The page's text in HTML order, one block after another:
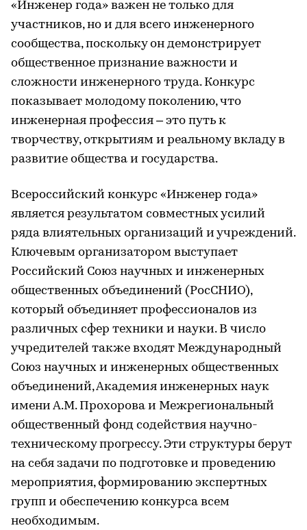
«Инженер года» важен не только для
участников, но и для всего инженерного
сообщества, поскольку он демонстрирует
общественное признание важности и
сложности инженерного труда. Конкурс
показывает молодому поколению, что
инженерная профессия – это путь к
творчеству, открытиям и реальному вкладу в
развитие общества и государства.
Всероссийский конкурс «Инженер года»
является результатом совместных усилий
ряда влиятельных организаций и учреждений.
Ключевым организатором выступает
Российский Союз научных и инженерных
общественных объединений (РосСНИО),
который объединяет профессионалов из
различных сфер техники и науки. В число
учредителей также входят Международный
Союз научных и инженерных общественных
объединений, Академия инженерных наук
имени А.М. Прохорова и Межрегиональный
общественный фонд содействия научно-
техническому прогрессу. Эти структуры берут
на себя задачи по подготовке и проведению
мероприятия, формированию экспертных
групп и обеспечению конкурса всем
необходимым.